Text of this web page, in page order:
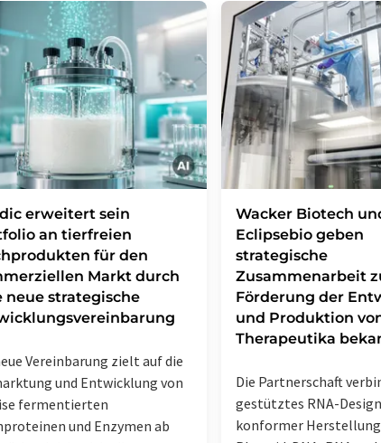
erweitert sein
an tierfreien
für den
Markt durch
neue strategische
Vereinbarung zielt auf die
und Entwicklung von
fermentierten
und Enzymen ab
Wacker Biotech
Eclipsebio geben
strategische
Zusammenarbeit
Förderung der
und Produktion
Therapeutika
Die Partnerschaft
gestütztes RNA-
konformer